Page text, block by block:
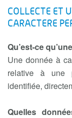
COLLECTE ET
CARACTERE
Qu’est-ce
Une donnée à
relative à une
identifiée,
Quelles